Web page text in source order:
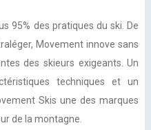
95% des pratiques du ski. De
Movement innove sans
des skieurs exigeants. Un
techniques et un
Skis une des marques
de la montagne.